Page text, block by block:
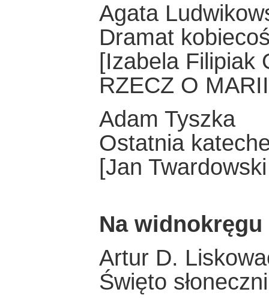
Agata
Dramat
[Izabela Filipiak
RZECZ O
Adam Tyszka
Ostatnia
[Jan
Na widnokręgu
Artur D.
Święto